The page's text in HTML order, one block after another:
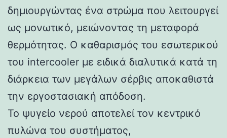
δημιουργώντας ένα στρώμα που λειτουργεί
ως μονωτικό, μειώνοντας τη μεταφορά
θερμότητας. Ο καθαρισμός του εσωτερικού
του intercooler με ειδικά διαλυτικά κατά τη
διάρκεια των μεγάλων σέρβις αποκαθιστά
την εργοστασιακή απόδοση.
Το ψυγείο νερού αποτελεί τον κεντρικό
πυλώνα του συστήματος,